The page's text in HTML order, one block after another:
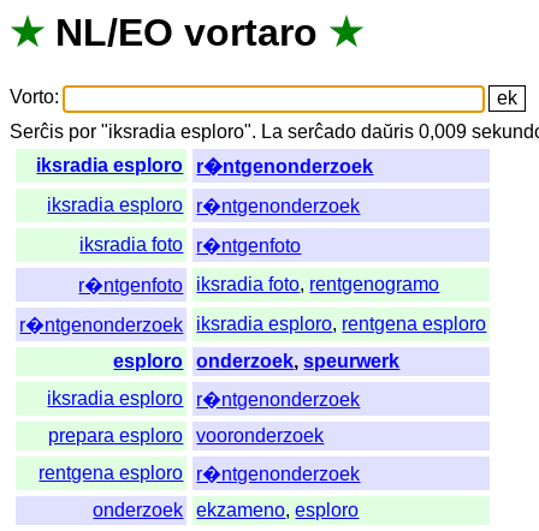
★ NL/EO vortaro ★
Vorto:
Serĉis por "iksradia esploro". La serĉado daŭris 0,009
iksradia esploro
r�ntgenonderzoek
iksradia esploro
r�ntgenonderzoek
iksradia foto
r�ntgenfoto
r�ntgenfoto
iksradia foto, rentgenogramo
r�ntgenonderzoek
iksradia esploro, rentgena esploro
esploro
onderzoek,speurwerk
iksradia esploro
r�ntgenonderzoek
prepara esploro
vooronderzoek
rentgena esploro
r�ntgenonderzoek
onderzoek
ekzameno,esploro